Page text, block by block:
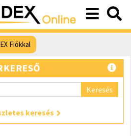
Fiókkal
Keresés
keresés